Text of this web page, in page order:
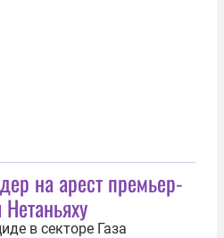
на арест премьер-
в секторе Газа